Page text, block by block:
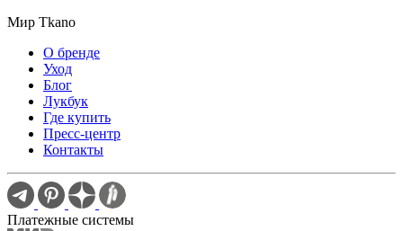
Мир Tkano
О бренде
Уход
Блог
Лукбук
Где купить
Пресс-центр
Контакты
Платежные системы